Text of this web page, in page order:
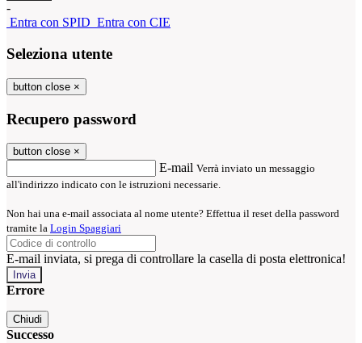
-
Entra con SPID Entra con CIE
Seleziona utente
button close ×
Recupero password
button close ×
E-mail Verrà inviato un messaggio
all'indirizzo indicato con le istruzioni necessarie.
Non hai una e-mail associata al nome utente? Effettua il reset della password
tramite la Login Spaggiari
E-mail inviata, si prega di controllare la casella di posta elettronica!
Errore
Chiudi
Successo